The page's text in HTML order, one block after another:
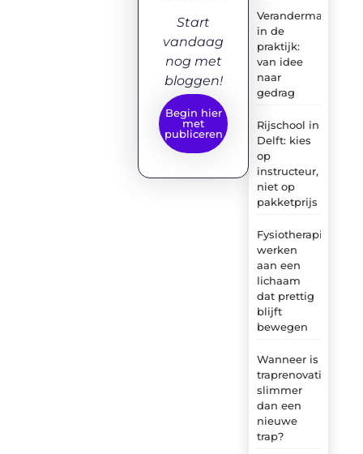
in de
praktijk:
van idee
naar
gedrag
Rijschool in
Delft: kies
op
instructeur,
niet op
pakketprijs
Fysiotherapie:
werken
aan een
lichaam
dat prettig
blijft
bewegen
Wanneer is
traprenovatie
slimmer
dan een
nieuwe
trap?
Start
vandaag
nog met
bloggen!
Begin hier
met
publiceren